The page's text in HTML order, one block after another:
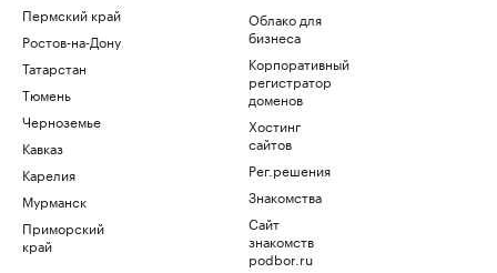
Пермский край
Ростов-на-Дону
Татарстан
Тюмень
Черноземье
Кавказ
Карелия
Мурманск
Приморский
край
Облако для
бизнеса
Корпоративный
регистратор
доменов
Хостинг
сайтов
Рег.решения
Знакомства
Сайт
знакомств
podbor.ru